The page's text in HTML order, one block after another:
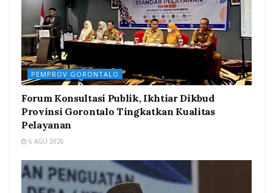
PEMPROV GORONTALO
Forum Konsultasi Publik, Ikhtiar Dikbud
Provinsi Gorontalo Tingkatkan Kualitas
Pelayanan
6 AGU 2026